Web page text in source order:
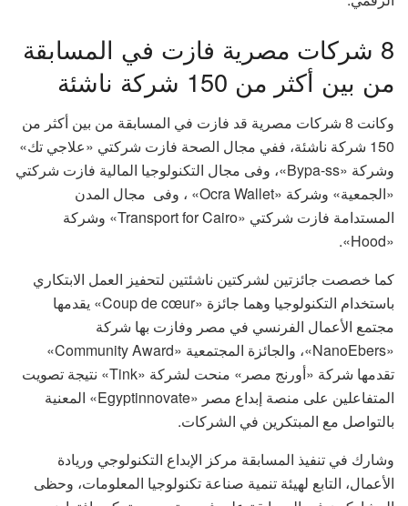
8 شركات مصرية فازت في المسابقة
من بين أكثر من 150 شركة ناشئة
وكانت 8 شركات مصرية قد فازت في المسابقة من بين أكثر من
150 شركة ناشئة، ففي مجال الصحة فازت شركتي «علاجي تك»
وشركة «Bypa-ss»، وفى مجال التكنولوجيا المالية فازت شركتي
«الجمعية» وشركة «Ocra Wallet» ، وفى مجال المدن
المستدامة فازت شركتي «Transport for Cairo» وشركة
«Hood».
كما خصصت جائزتين لشركتين ناشئتين لتحفيز العمل الابتكاري
باستخدام التكنولوجيا وهما جائزة «Coup de cœur» يقدمها
مجتمع الأعمال الفرنسي في مصر وفازت بها شركة
«NanoEbers»، والجائزة المجتمعية «Community Award»
تقدمها شركة «أورنج مصر» منحت لشركة «Tink» نتيجة تصويت
المتفاعلين على منصة إبداع مصر «Egyptinnovate» المعنية
بالتواصل مع المبتكرين في الشركات.
وشارك في تنفيذ المسابقة مركز الإبداع التكنولوجي وريادة
الأعمال، التابع لهيئة تنمية صناعة تكنولوجيا المعلومات، وحظى